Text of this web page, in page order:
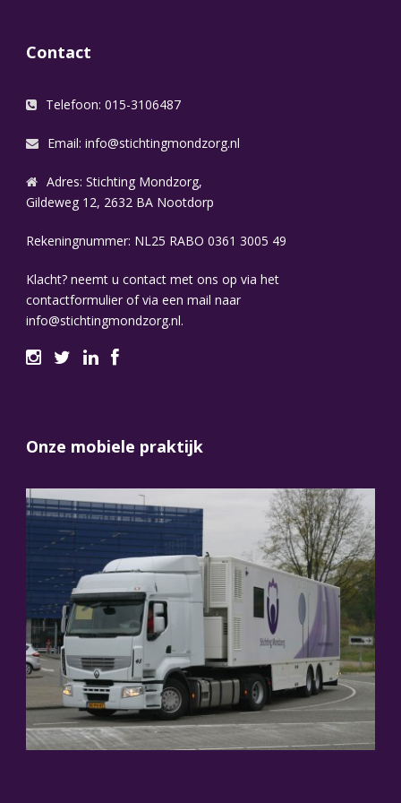
Contact
Telefoon: 015-3106487
Email: info@stichtingmondzorg.nl
Adres: Stichting Mondzorg,
Gildeweg 12, 2632 BA Nootdorp
Rekeningnummer: NL25 RABO 0361 3005 49
Klacht? neemt u contact met ons op via het
contactformulier of via een mail naar
info@stichtingmondzorg.nl.
Onze mobiele praktijk